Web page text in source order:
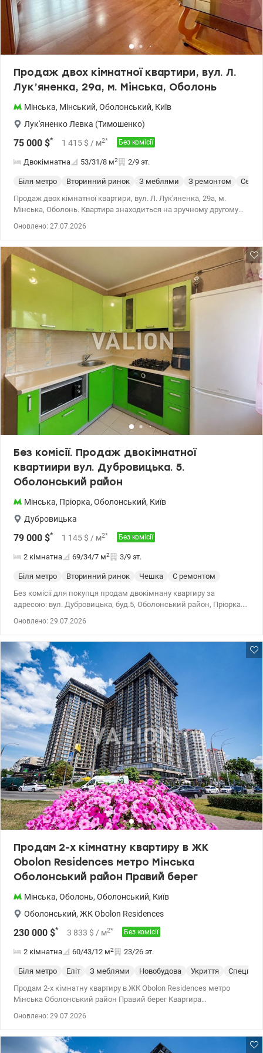
Продаж двох кімнатної квартири, вул. Л.
Лук’яненка, 29а, м. Мінська, Оболонь
Мінська, Мінський, Оболонський, Київ
Лук'яненко Левка (Тимошенко)
75 000 $* 1 415 $ / м2* Без комісії
Двокімнатна 53/31/8 м2 2/9 эт.
Біля метро Вторинний ринок З меблями З ремонтом
Продаж двох кімнатної квартири, вул. Л. Лук'яненка, 29а, м.
Мінська, Оболонь. Квартира знаходиться на зручному другому
кухні. Великий балкон з виходом з двох кімнат, засклений
деревом. Меблі та техніка залишаються. В будинку газ,
лічильник на воду. Встановений бойлер. Біля будинку декілька
укриттів Розвинена інфрвструктура: школи, садочки, банки,
аптеки, кав'ярні, ТРЦ DREAM, Оболонська набережна. До метро
Мінська - 3 хв. пішки Ціна: 75000 у.о. Без комисії Телефон:
0507684400 Оксана valion.ua/1153859
Оновлено: 27.07.2026
Без комісії. Продаж двокімнатної
квартиири вул. Дубровицька. 5.
Оболонський район
Мінська, Пріорка, Оболонський, Київ
Дубровицька
79 000 $* 1 145 $ / м2* Без комісії
2 кімнатна 69/34/7 м2 3/9 эт.
Біля метро Вторинний ринок Чешка
С ремонтом
Без комісії для покупця продам двокімнану квартиру за
адресою: вул. Дубровицька, буд.5, Оболонський район, Пріорка.
Газова плита - Кондиціонер - Охайне, доглянуте парадне - Новй
ліфт - Тихий затишний двір Поруч ЖК Паркове місто з
розвиненою інфраструктурою, школи, дитячі садочки, магазини.
До ст.м. Мінська, Оболонь - 15 хв маршруткою. Зупинка в 3 хв від
будинку. Запрошуємо на перегляд у зручний для Вас час. Ціна:
79000 у.о., тел.0506937454 Олена, valion.ua/1153225
Оновлено: 29.07.2026
Продам 2-х кімнатну квартиру в ЖК
Obolon Residences метро Мінська
Оболонський район Правий берег
Мінська, Оболонь, Оболонський, Київ
Оболонський, ЖК Obolon Residences
230 000 $* 3 833 $ / м2* Без комісії
2 кімнатна 60/43/12 м2 23/26 эт.
Біля метро Еліт З меблями Новобудова Укриття
Продам 2-х кімнатну квартиру в ЖК Obolon Residences метро
Мінська Оболонський район Правий берег Квартира
пральна та сушильна машина, бойлер. Функціональне
Оновлено: 29.07.2026